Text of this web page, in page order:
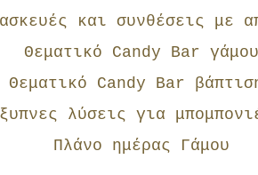
και συνθέσεις με
Θεματικό Candy Bar γάμου
Θεματικό Candy Bar
λύσεις για
Πλάνο ημέρας Γάμου